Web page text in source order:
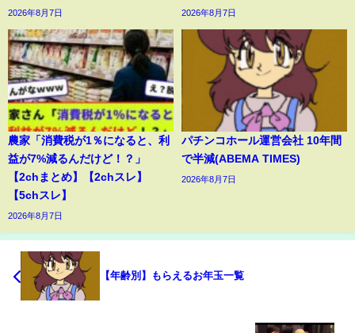
2026年8月7日 2026年8月7日
農家「消費税が1％になると、利
益が7%減るんだけど！？」
【2chまとめ】【2chスレ】
【5chスレ】
2026年8月7日
パチンコホール運営会社 10年間
で半減(ABEMA TIMES)
2026年8月7日
【年齢別】もらえるお年玉一覧